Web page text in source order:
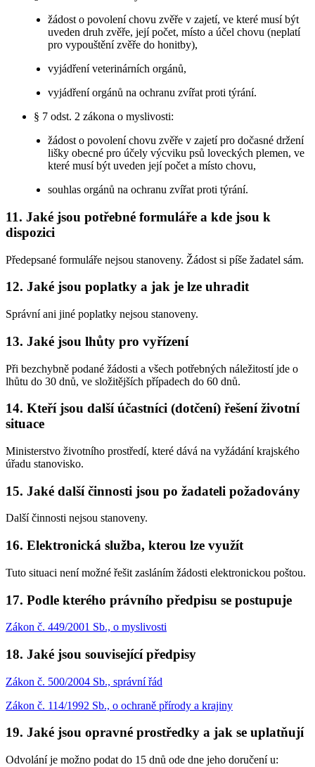
žádost o povolení chovu zvěře v zajetí, ve které musí být
uveden druh zvěře, její počet, místo a účel chovu (neplatí
pro vypouštění zvěře do honitby),
vyjádření veterinárních orgánů,
vyjádření orgánů na ochranu zvířat proti týrání.
§ 7 odst. 2 zákona o myslivosti:
žádost o povolení chovu zvěře v zajetí pro dočasné držení
lišky obecné pro účely výcviku psů loveckých plemen, ve
které musí být uveden její počet a místo chovu,
souhlas orgánů na ochranu zvířat proti týrání.
11. Jaké jsou potřebné formuláře a kde jsou k
dispozici
Předepsané formuláře nejsou stanoveny. Žádost si píše žadatel sám.
12. Jaké jsou poplatky a jak je lze uhradit
Správní ani jiné poplatky nejsou stanoveny.
13. Jaké jsou lhůty pro vyřízení
Při bezchybně podané žádosti a všech potřebných náležitostí jde o
lhůtu do 30 dnů, ve složitějších případech do 60 dnů.
14. Kteří jsou další účastníci (dotčení) řešení životní
situace
Ministerstvo životního prostředí, které dává na vyžádání krajského
úřadu stanovisko.
15. Jaké další činnosti jsou po žadateli požadovány
Další činnosti nejsou stanoveny.
16. Elektronická služba, kterou lze využít
Tuto situaci není možné řešit zasláním žádosti elektronickou poštou.
17. Podle kterého právního předpisu se postupuje
Zákon č. 449/2001 Sb., o myslivosti
18. Jaké jsou související předpisy
Zákon č. 500/2004 Sb., správní řád
Zákon č. 114/1992 Sb., o ochraně přírody a krajiny
19. Jaké jsou opravné prostředky a jak se uplatňují
Odvolání je možno podat do 15 dnů ode dne jeho doručení u: